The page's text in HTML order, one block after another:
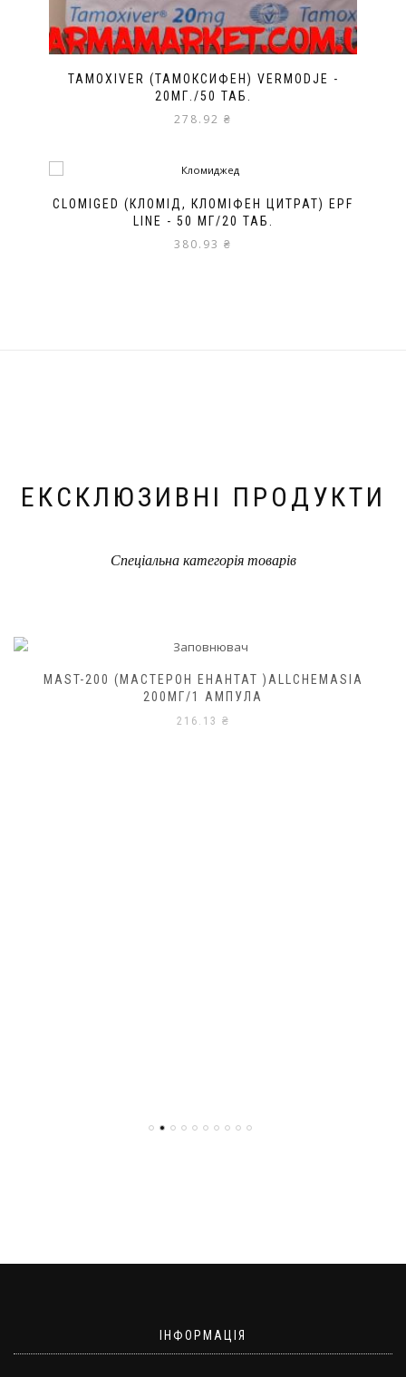
TAMOXIVER (ТАМОКСИФЕН) VERMODJE -
20МГ./50 ТАБ.
278.92 ₴
CLOMIGED (КЛОМІД, КЛОМІФЕН ЦИТРАТ) EPF
LINE - 50 МГ/20 ТАБ.
380.93 ₴
ЕКСКЛЮЗИВНІ ПРОДУКТИ
Спеціальна категорія товарів
MAST-200 (МАСТЕРОН ЕНАНТАТ )ALLCHEMASIA
200МГ/1 АМПУЛА
216.13 ₴
ІНФОРМАЦІЯ